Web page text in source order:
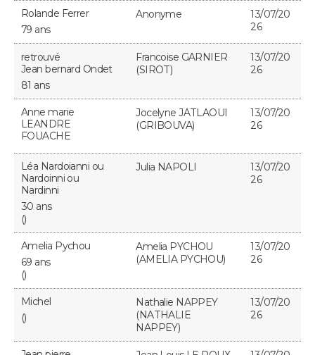
Rolande Ferrer
79 ans
Anonyme
13/07/20
26
retrouvé
Jean bernard Ondet
81 ans
Francoise GARNIER
(SIROT)
13/07/20
26
Anne marie
LEANDRE
FOUACHE
Jocelyne JATLAOUI
(GRIBOUVA)
13/07/20
26
Léa Nardoianni ou
Nardoinni ou
Nardinni
30 ans
()
Julia NAPOLI
13/07/20
26
Amelia Pychou
69 ans
()
Amelia PYCHOU
(AMELIA PYCHOU)
13/07/20
26
Michel
()
Nathalie NAPPEY
(NATHALIE
NAPPEY)
13/07/20
26